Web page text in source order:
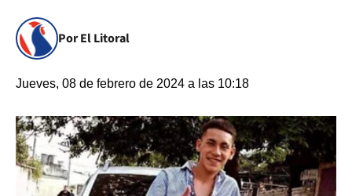
Por El Litoral
Jueves, 08 de febrero de 2024 a las 10:18